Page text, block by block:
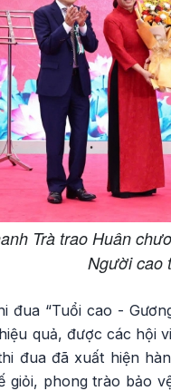
Trà trao Huân
Người cao
đua “Tuổi cao -
quả, được các hội
đua đã xuất hiện
giỏi, phong trào bảo